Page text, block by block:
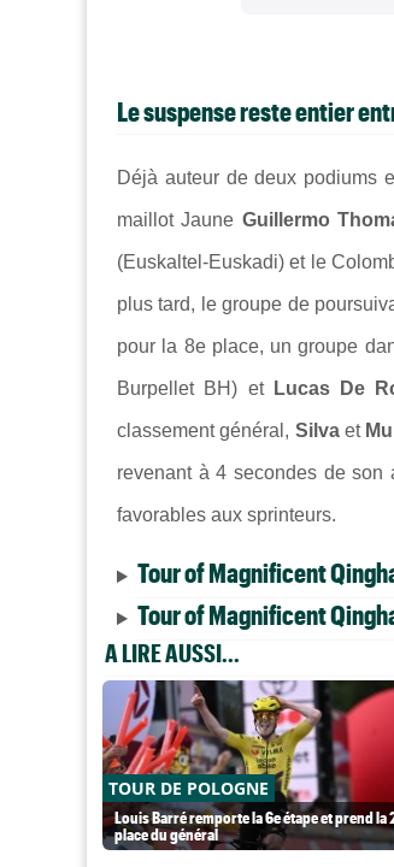
Le suspense reste entier
Déjà auteur de deux podiums
maillot Jaune Guillermo
(Euskaltel-Euskadi) et le
plus tard, le groupe de
pour la 8e place, un groupe
Burpellet BH) et Lucas De
classement général, Silva et
revenant à 4 secondes de
favorables aux sprinteurs.
Tour of Magnificent
Tour of Magnificent
A LIRE AUSSI...
TOUR DE POLOGNE
Louis Barré remporte la 6e étape et prend la
place du général